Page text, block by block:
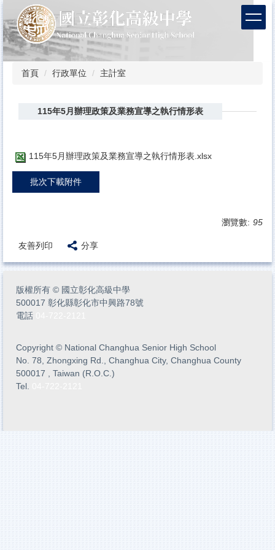
到
主
要
內
首頁 行政單位 主計室
115年5月辦理政策及業務宣導之執行情形表
115年5月辦理政策及業務宣導之執行情形表.xlsx
批次下載附件
瀏覽數: 95
友善列印 分享
版權所有 © 國立彰化高級中學
500017 彰化縣彰化市中興路78號
電話
Copyright © National Changhua Senior High School
No. 78, Zhongxing Rd., Changhua City, Changhua County
500017 , Taiwan (R.O.C.)
Tel.